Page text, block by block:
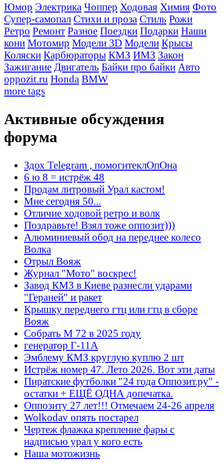
Юмор Электрика Чоппер Ходовая Химия Фото
Супер-самопал Стихи и проза Стиль Рожи
Ретро Ремонт Разное Поездки Подарки Наши
кони Мотомир Модели 3D Модели Крысы
Коляски Карбюраторы КМЗ ИМЗ Закон
Зажигание Двигатель Байки про байки Авто
oppozit.ru Honda BMW
more tags
Активные обсуждения
форума
Здох Telegram , помогитеклОпОна
6 ю 8 = истрёж 48
Продам литровый Урал кастом!
Мне сегодня 50...
Отличие ходовой ретро и волк
Поздравьте! Взял тоже оппозит)))
Алюминиевый обод на переднее колесо
Волка
Отрыл Вояж
Журнал "Мото" воскрес!
Завод КМЗ в Киеве разнесли ударами
"Гераней" и ракет
Крышку переднего гтц или гтц в сборе
Вояж
Собрать М 72 в 2025 году
генератор Г-11А
Эмблему КМЗ круглую куплю 2 шт
Истрёж номер 47. Лето 2026. Вот эти даты
Пиратские футболки "24 года Оппозит.ру" -
остатки + ЕЩЁ ОДНА допечатка.
Оппозиту 27 лет!!! Отмечаем 24-26 апреля
Wolkodav опять постарел
Чертеж флажка крепление фары с
надписью урал у кого есть
Наша мотожизнь